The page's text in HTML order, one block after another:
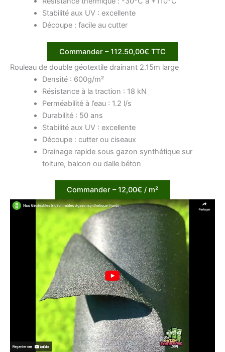
Stabilité aux UV : excellente
Découpe : facile au cutter
Commander – 112.50,00€ TTC
Rouleau de double géotextile drainant 2.15m large
Densité : 600g/m²
Résistance à la traction : 18 kN
Perméabilité à l’eau : 1.2 l/s
Durabilité : 50 ans
Stabilité aux UV : excellente
Découpe : cutter ou ciseaux
Drainage rapide sous gazon synthétique sur
toiture, balcon ou dalle béton
Commander – 12,00€ / m²